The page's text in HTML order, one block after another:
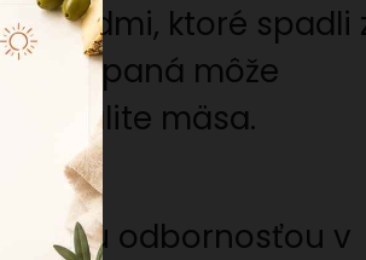
žaludmi, ktoré spadli
ošípaná môže
kvalite mäsa.
odbornosťou v